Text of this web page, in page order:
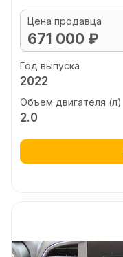
Цена продавца
671 000 ₽
Год выпуска
2022
Объем двигателя (л)
2.0